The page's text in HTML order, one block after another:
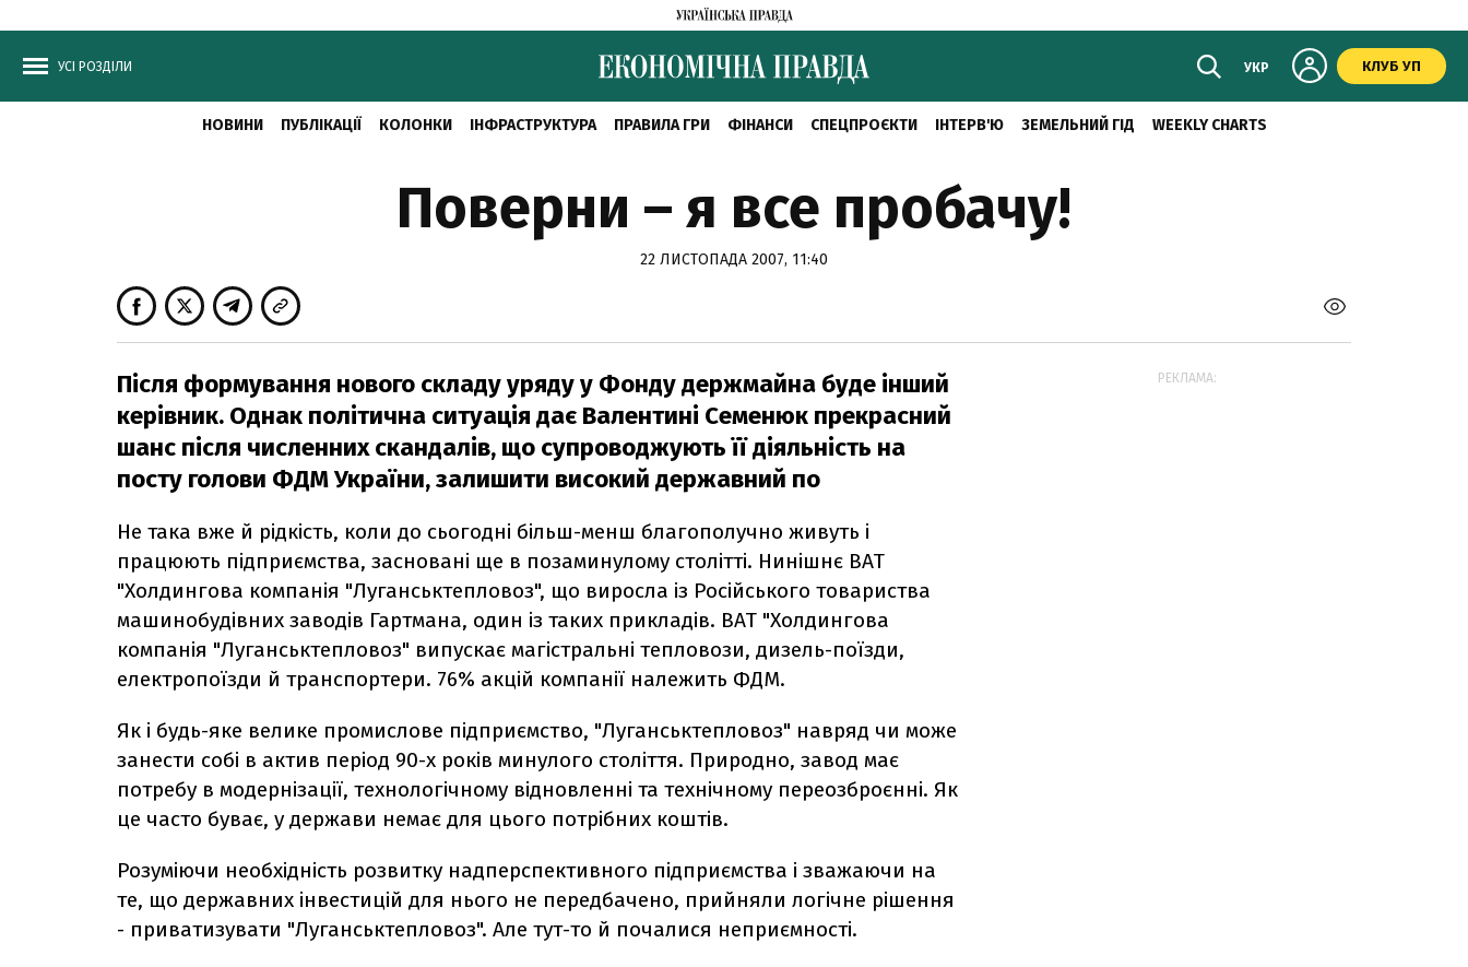
УСІ РОЗДІЛИ УКР КЛУБ УП
НОВИНИ ПУБЛІКАЦІЇ КОЛОНКИ ІНФРАСТРУКТУРА ПРАВИЛА ГРИ ФІНАНСИ СПЕЦПРОЄКТИ ІНТЕРВ'Ю ЗЕМЕЛЬНИЙ ГІД WEEKLY CHARTS
Поверни – я все пробачу!
22 ЛИСТОПАДА 2007, 11:40
Після формування нового складу уряду у Фонду держмайна буде інший
керівник. Однак політична ситуація дає Валентині Семенюк прекрасний
шанс після численних скандалів, що супроводжують її діяльність на
посту голови ФДМ України, залишити високий державний по
Не така вже й рідкість, коли до сьогодні більш-менш благополучно живуть і
працюють підприємства, засновані ще в позаминулому столітті. Нинішнє ВАТ
"Холдингова компанія "Луганськтепловоз", що виросла із Російського товариства
машинобудівних заводів Гартмана, один із таких прикладів. ВАТ "Холдингова
компанія "Луганськтепловоз" випускає магістральні тепловози, дизель-поїзди,
електропоїзди й транспортери. 76% акцій компанії належить ФДМ.
Як і будь-яке велике промислове підприємство, "Луганськтепловоз" навряд чи може
занести собі в актив період 90-х років минулого століття. Природно, завод має
потребу в модернізації, технологічному відновленні та технічному переозброєнні. Як
це часто буває, у держави немає для цього потрібних коштів.
Розуміючи необхідність розвитку надперспективного підприємства і зважаючи на
те, що державних інвестицій для нього не передбачено, прийняли логічне рішення
- приватизувати "Луганськтепловоз". Але тут-то й почалися неприємності.
РЕКЛАМА: